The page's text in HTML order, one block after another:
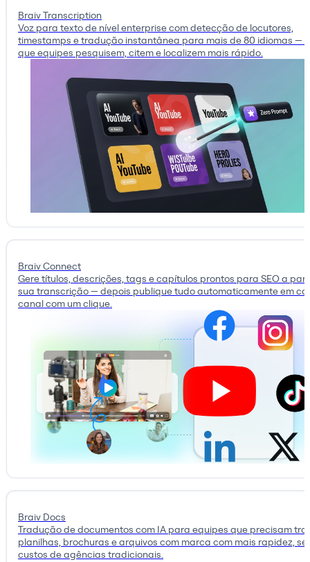
Braiv Transcription
Voz para texto de nível enterprise com detecção de locutores,
timestamps e tradução instantânea para mais de 80 idiomas —
que equipes pesquisem, citem e localizem mais rápido.
Braiv Connect
Gere títulos, descrições, tags e capítulos prontos para SEO a
sua transcrição — depois publique tudo automaticamente em
canal com um clique.
Braiv Docs
Tradução de documentos com IA para equipes que precisam
planilhas, brochuras e arquivos com marca com mais rapidez,
custos de agências tradicionais.